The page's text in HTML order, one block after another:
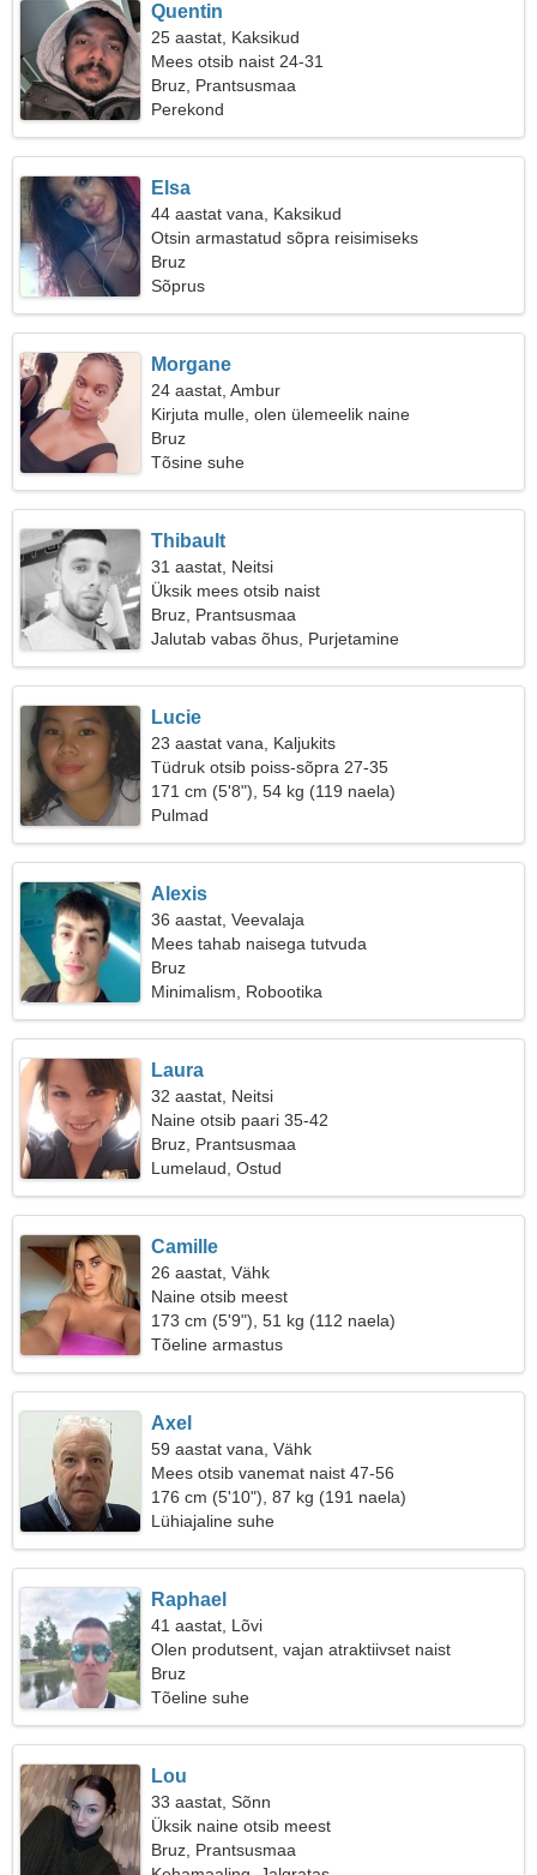
Quentin
25 aastat, Kaksikud
Mees otsib naist 24-31
Bruz, Prantsusmaa
Perekond
Elsa
44 aastat vana, Kaksikud
Otsin armastatud sõpra reisimiseks
Bruz
Sõprus
Morgane
24 aastat, Ambur
Kirjuta mulle, olen ülemeelik naine
Bruz
Tõsine suhe
Thibault
31 aastat, Neitsi
Üksik mees otsib naist
Bruz, Prantsusmaa
Jalutab vabas õhus, Purjetamine
Lucie
23 aastat vana, Kaljukits
Tüdruk otsib poiss-sõpra 27-35
171 cm (5'8"), 54 kg (119 naela)
Pulmad
Alexis
36 aastat, Veevalaja
Mees tahab naisega tutvuda
Bruz
Minimalism, Robootika
Laura
32 aastat, Neitsi
Naine otsib paari 35-42
Bruz, Prantsusmaa
Lumelaud, Ostud
Camille
26 aastat, Vähk
Naine otsib meest
173 cm (5'9"), 51 kg (112 naela)
Tõeline armastus
Axel
59 aastat vana, Vähk
Mees otsib vanemat naist 47-56
176 cm (5'10"), 87 kg (191 naela)
Lühiajaline suhe
Raphael
41 aastat, Lõvi
Olen produtsent, vajan atraktiivset naist
Bruz
Tõeline suhe
Lou
33 aastat, Sõnn
Üksik naine otsib meest
Bruz, Prantsusmaa